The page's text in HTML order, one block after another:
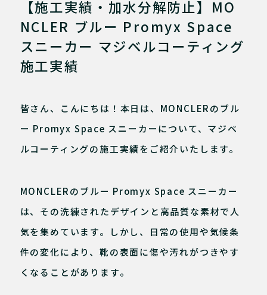
【施工実績・加水分解防止】MO
NCLER ブルー Promyx Space
スニーカー マジベルコーティング
施工実績
皆さん、こんにちは！本日は、MONCLERのブル
ー Promyx Space スニーカーについて、マジベ
ルコーティングの施工実績をご紹介いたします。
MONCLERのブルー Promyx Space スニーカー
は、その洗練されたデザインと高品質な素材で人
気を集めています。しかし、日常の使用や気候条
件の変化により、靴の表面に傷や汚れがつきやす
くなることがあります。